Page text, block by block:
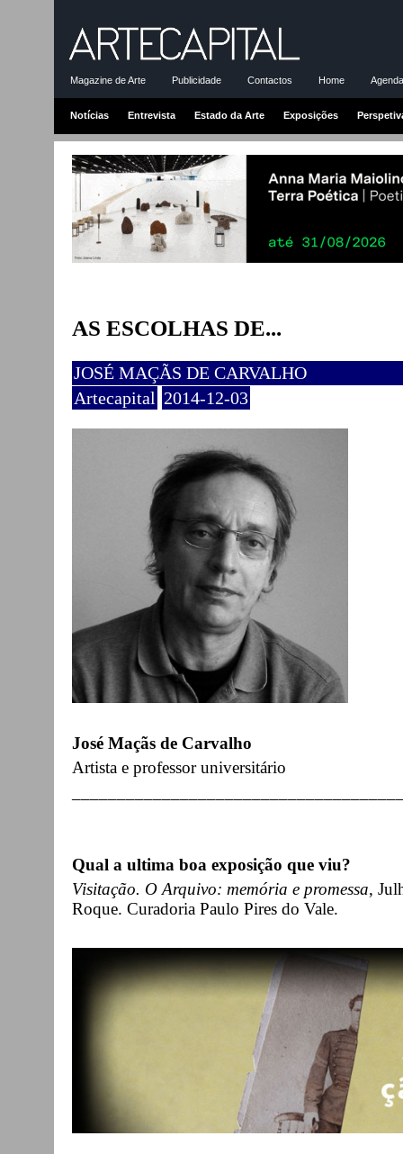
Magazine de Arte Publicidade Contactos Home
Notícias Entrevista Estado da Arte Exposições
AS ESCOLHAS DE...
JOSÉ MAÇÃS DE CARVALHO
Artecapital 2014-12-03
José Maçãs de Carvalho
Artista e professor universitário
Qual a ultima boa exposição que viu?
Visitação. O Arquivo: memória e promessa,
Roque. Curadoria Paulo Pires do Vale.